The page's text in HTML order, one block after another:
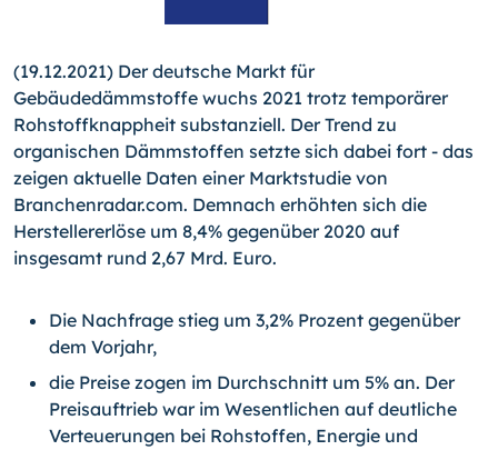
(19.12.2021) Der deutsche Markt für
Gebäudedämmstoffe wuchs 2021 trotz temporärer
Rohstoffknappheit substanziell. Der Trend zu
organischen Dämmstoffen setzte sich dabei fort - das
zeigen aktuelle Daten einer Marktstudie von
Branchenradar.com. Demnach erhöhten sich die
Herstellererlöse um 8,4% gegenüber 2020 auf
insgesamt rund 2,67 Mrd. Euro.
Die Nachfrage stieg um 3,2% Prozent gegenüber
dem Vorjahr,
die Preise zogen im Durchschnitt um 5% an. Der
Preisauftrieb war im Wesentlichen auf deutliche
Verteuerungen bei Rohstoffen, Energie und